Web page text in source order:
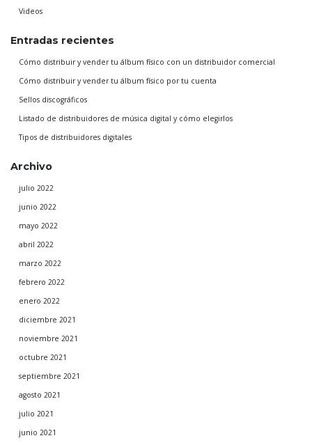
Videos
Entradas recientes
Cómo distribuir y vender tu álbum físico con un distribuidor comercial
Cómo distribuir y vender tu álbum físico por tu cuenta
Sellos discográficos
Listado de distribuidores de música digital y cómo elegirlos
Tipos de distribuidores digitales
Archivo
julio 2022
junio 2022
mayo 2022
abril 2022
marzo 2022
febrero 2022
enero 2022
diciembre 2021
noviembre 2021
octubre 2021
septiembre 2021
agosto 2021
julio 2021
junio 2021